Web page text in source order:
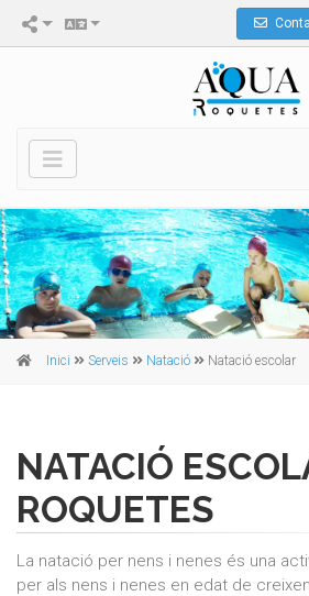
Inici Serveis Natació Natació escolar
NATACIÓ
ROQUETES
La natació per nens i nenes és una
per als nens i nenes en edat de